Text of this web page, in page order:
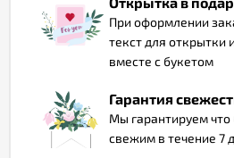
При оформлении
текст для открытки
вместе с букетом
Гарантия
Мы гарантируем что
свежим в течение 7